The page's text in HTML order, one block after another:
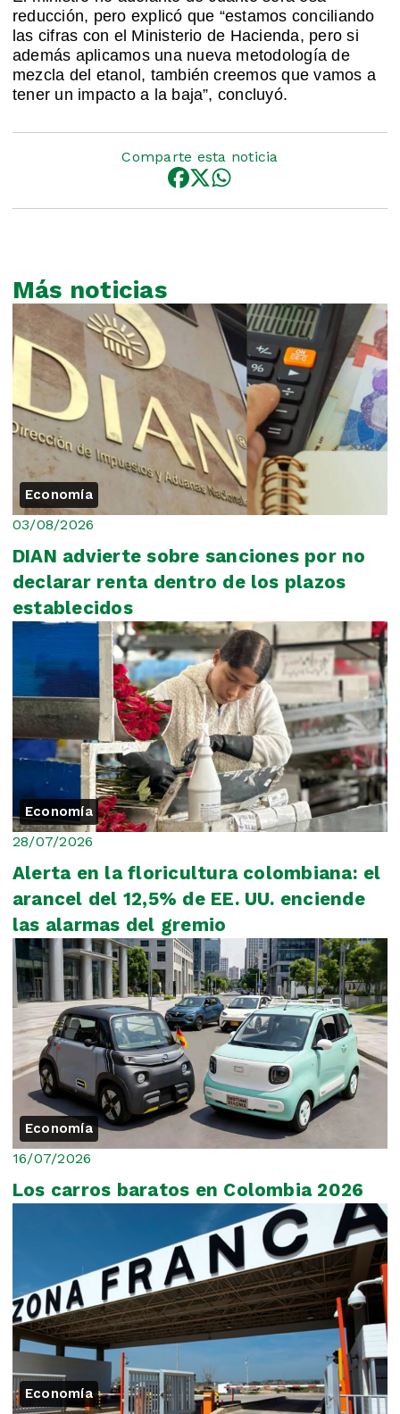
reducción, pero explicó que “estamos conciliando
las cifras con el Ministerio de Hacienda, pero si
además aplicamos una nueva metodología de
mezcla del etanol, también creemos que vamos a
tener un impacto a la baja”, concluyó.
Comparte esta noticia
Más noticias
Economía
03/08/2026
DIAN advierte sobre sanciones por no
declarar renta dentro de los plazos
establecidos
Economía
28/07/2026
Alerta en la floricultura colombiana: el
arancel del 12,5% de EE. UU. enciende
las alarmas del gremio
Economía
16/07/2026
Los carros baratos en Colombia 2026
Economía